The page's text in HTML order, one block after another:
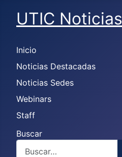
UTIC Noticias
Inicio
Noticias Destacadas
Noticias Sedes
Webinars
Staff
Buscar